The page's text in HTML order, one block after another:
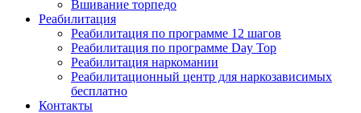
Вшивание торпедо
Реабилитация
Реабилитация по программе 12 шагов
Реабилитация по программе Day Top
Реабилитация наркомании
Реабилитационный центр для наркозависимых
бесплатно
Контакты